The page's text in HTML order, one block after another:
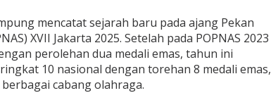
mencatat sejarah baru pada ajang Pekan
XVII Jakarta 2025. Setelah pada POPNAS 2023
perolehan dua medali emas, tahun ini
10 nasional dengan torehan 8 medali emas,
cabang olahraga.